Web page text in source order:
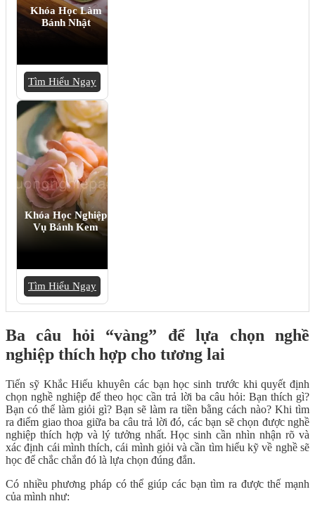
Khóa Học Làm
Bánh Nhật
Tìm Hiểu Ngay
Khóa Học Nghiệp
Vụ Bánh Kem
Tìm Hiểu Ngay
Ba câu hỏi “vàng” để lựa chọn nghề
nghiệp thích hợp cho tương lai
Tiến sỹ Khắc Hiếu khuyên các bạn học sinh trước khi quyết định
chọn nghề nghiệp để theo học cần trả lời ba câu hỏi: Bạn thích gì?
Bạn có thể làm giỏi gì? Bạn sẽ làm ra tiền bằng cách nào? Khi tìm
ra điểm giao thoa giữa ba câu trả lời đó, các bạn sẽ chọn được nghề
nghiệp thích hợp và lý tưởng nhất. Học sinh cần nhìn nhận rõ và
xác định cái mình thích, cái mình giỏi và cần tìm hiểu kỹ về nghề sẽ
học để chắc chắn đó là lựa chọn đúng đắn.
Có nhiều phương pháp có thể giúp các bạn tìm ra được thế mạnh
của mình như: